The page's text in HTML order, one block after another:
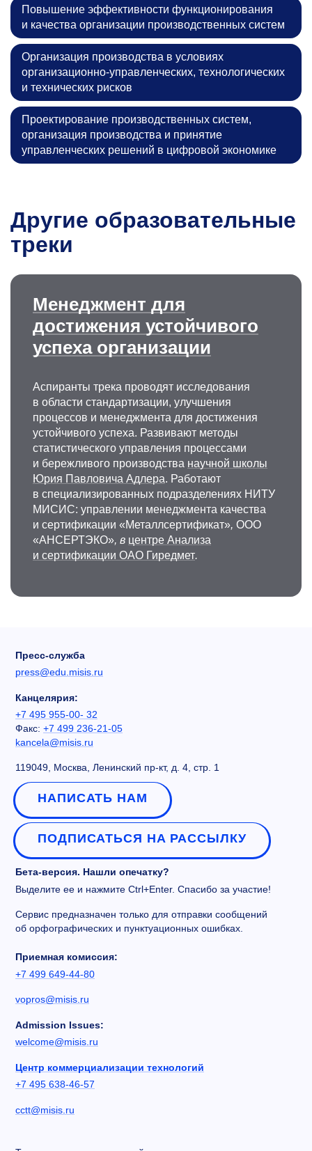
Повышение эффективности функционирования
и качества организации производственных систем
Организация производства в условиях
организационно-управленческих, технологических
и технических рисков
Проектирование производственных систем,
организация производства и принятие
управленческих решений в цифровой экономике
Другие образовательные
треки
Менеджмент для
достижения устойчивого
успеха организации
Аспиранты трека проводят исследования
в области стандартизации, улучшения
процессов и менеджмента для достижения
устойчивого успеха. Развивают методы
статистического управления процессами
и бережливого производства научной школы
Юрия Павловича Адлера. Работают
в специализированных подразделениях НИТУ
МИСИС: управлении менеджмента качества
и сертификации «Металлсертификат», ООО
«АНСЕРТЭКО», в центре Анализа
и сертификации ОАО Гиредмет.
Пресс-служба
press@edu.misis.ru
Канцелярия:
+7 495 955-00- 32
Факс: +7 499 236-21-05
kancela@misis.ru
119049, Москва, Ленинский пр-кт, д. 4, стр. 1
НАПИСАТЬ НАМ
ПОДПИСАТЬСЯ НА РАССЫЛКУ
Бета-версия. Нашли опечатку?
Выделите ее и нажмите Ctrl+Enter. Спасибо за участие!
Сервис предназначен только для отправки сообщений
об орфографических и пунктуационных ошибках.
Приемная комиссия:
+7 499 649-44-80
vopros@misis.ru
Admission Issues:
welcome@misis.ru
Центр коммерциализации технологий
+7 495 638-46-57
cctt@misis.ru